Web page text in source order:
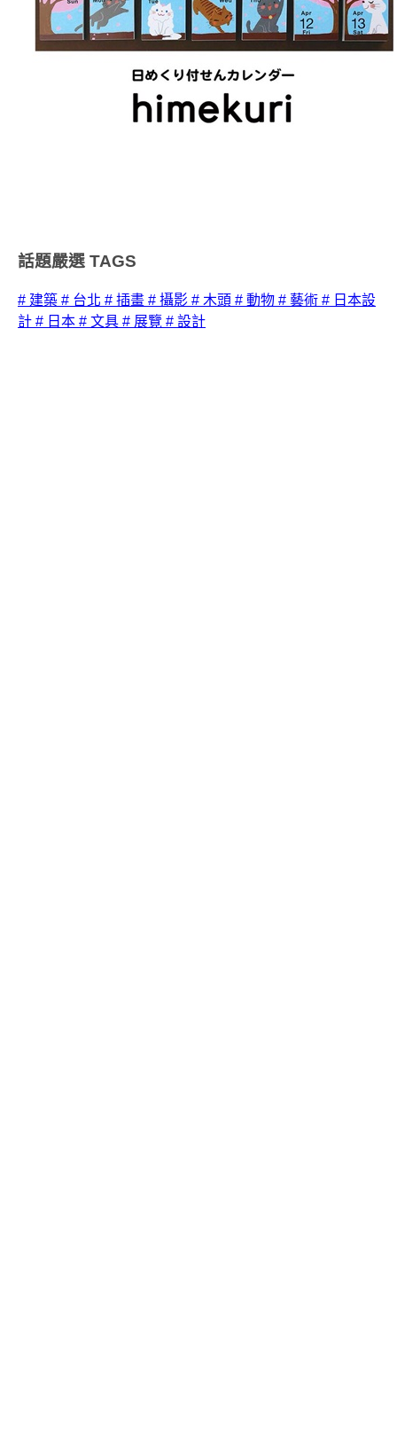
話題嚴選 TAGS
# 建築 # 台北 # 插畫 # 攝影 # 木頭 # 動物 # 藝術 # 日本設
計 # 日本 # 文具 # 展覽 # 設計